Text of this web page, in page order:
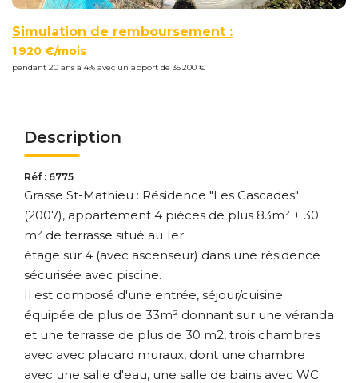
Simulation de remboursement :
1 920 €/mois
pendant 20 ans à 4% avec un apport de 35 200 €
Description
Réf : 6775
Grasse St-Mathieu : Résidence "Les Cascades"
(2007), appartement 4 pièces de plus 83m² + 30
m² de terrasse situé au 1er
étage sur 4 (avec ascenseur) dans une résidence
sécurisée avec piscine.
Il est composé d'une entrée, séjour/cuisine
équipée de plus de 33m² donnant sur une véranda
et une terrasse de plus de 30 m2, trois chambres
avec avec placard muraux, dont une chambre
avec une salle d'eau, une salle de bains avec WC